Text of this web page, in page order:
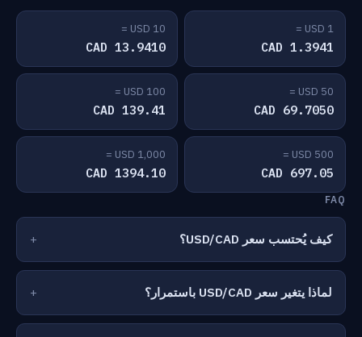
1 USD =
1.3941 CAD
10 USD =
13.9410 CAD
50 USD =
69.7050 CAD
100 USD =
139.41 CAD
500 USD =
697.05 CAD
1,000 USD =
1394.10 CAD
FAQ
كيف يُحتسب سعر USD/CAD؟
لماذا يتغير سعر USD/CAD باستمرار؟